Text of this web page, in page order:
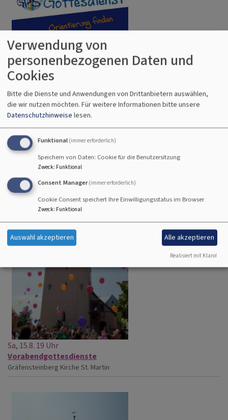
So, 9.8. 10:30 Uhr
GPS-Gottesdienst mit Kigo
GPS-Team u. KiGo-Team
Gräfensteinberg
Mi, 12.8. 19 Uhr
Mittwoch-Andacht in Geislohe – Fam Kolb
Ohne Ort
Sa, 15.8. 19 Uhr
Vorabendgottesdienste
Gräfensteinberg Kirche St. Martin
Verwendung von
personenbezogenen Daten und
Cookies
Bitte die Dienste und Anwendungen von Drittanbietern auswählen,
die wir nutzen möchten. Für weitere Informationen bitte unsere
Datenschutzhinweise lesen.
Funktional (immer erforderlich)
Speichern von Daten: Cookie für die Benutzersitzung
Zweck: Funktional
Consent Manager (immer erforderlich)
Cookie Consent speichert Ihre Einwilligungsstatus im Browser
Zweck: Funktional
Auswahl akzeptieren Alle akzeptieren
Realisiert mit Klaro!